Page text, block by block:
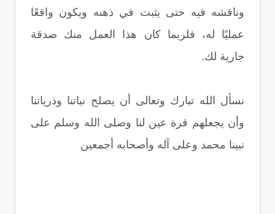
وناقشه فيه حتى يثبت في ذهنه ويكون واقعًا
عمليًا له، فلربما كان هذا العمل منك صدقة
جارية لك.
نسأل الله تبارك وتعالى أن يصلح نياتنا وذرياتنا
وأن يجعلهم قرة عين لنا وصلى الله وسلم على
نبينا محمد وعلى آله وأصحابه أجمعين